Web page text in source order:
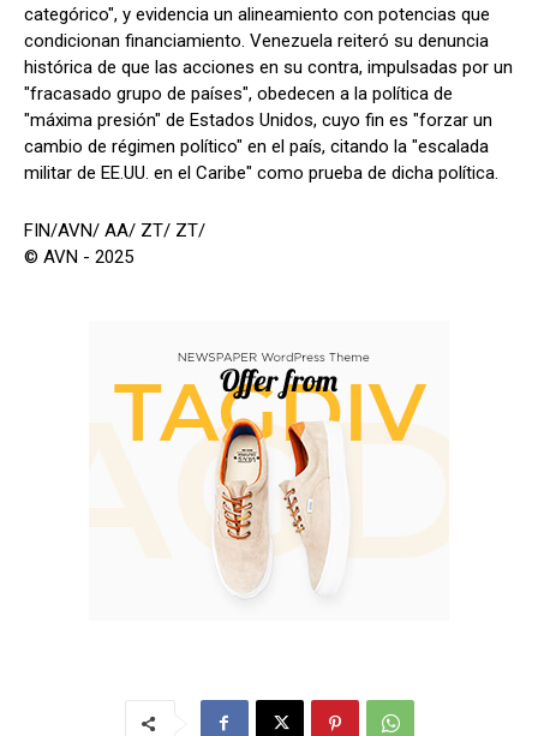
categórico", y evidencia un alineamiento con potencias que
condicionan financiamiento. Venezuela reiteró su denuncia
histórica de que las acciones en su contra, impulsadas por un
"fracasado grupo de países", obedecen a la política de
"máxima presión" de Estados Unidos, cuyo fin es "forzar un
cambio de régimen político" en el país, citando la "escalada
militar de EE.UU. en el Caribe" como prueba de dicha política.
FIN/AVN/ AA/ ZT/ ZT/
© AVN - 2025